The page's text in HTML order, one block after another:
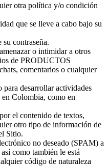
otra política y/o condición
que se lleve a cabo bajo su
contraseña.
o intimidar a otros
de PRODUCTOS
comentarios o cualquier
desarrollar actividades
Colombia, como en
el contenido de textos,
otro tipo de información de
Sitio.
no deseado (SPAM) a
como también le está
código de naturaleza